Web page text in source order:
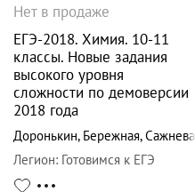
Нет в продаже
ЕГЭ-2018. Химия. 10-11
классы. Новые задания
высокого уровня
сложности по демоверсии
2018 года
Доронькин, Бережная,Сажнева
Легион: Готовимся к ЕГЭ